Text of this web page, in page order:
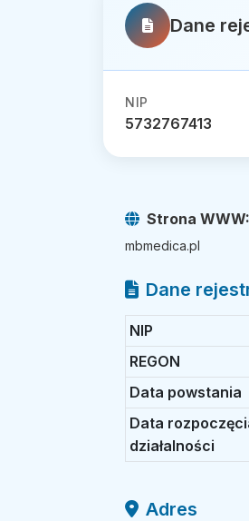
Dane
NIP
5732767413
Strona WWW:
mbmedica.pl
Dane
NIP
REGON
Data powstania
Data
działalności
Adres